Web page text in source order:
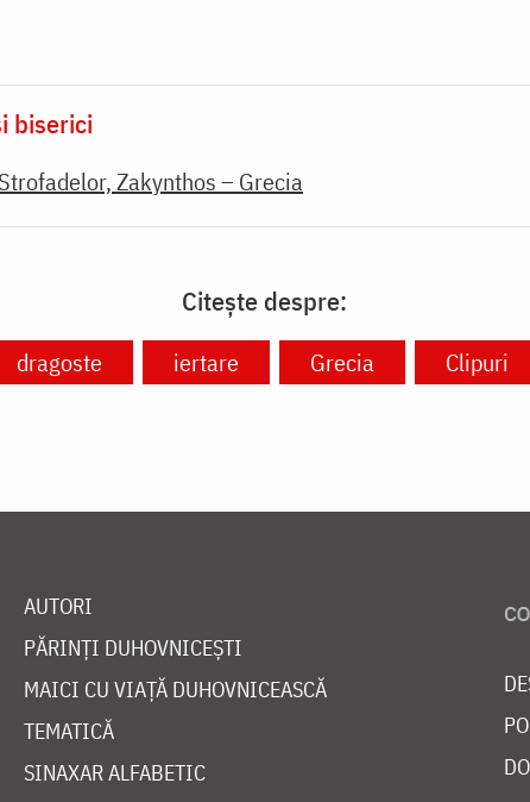
biserici
Zakynthos – Grecia
Citește despre:
dragoste iertare Grecia Clipuri
AUTORI
PĂRINȚI DUHOVNICEȘTI
MAICI CU VIAȚĂ DUHOVNICEASCĂ
TEMATICĂ
SINAXAR ALFABETIC